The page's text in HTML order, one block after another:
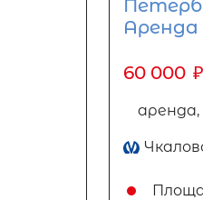
Аренда
60 000 ₽
аренда,